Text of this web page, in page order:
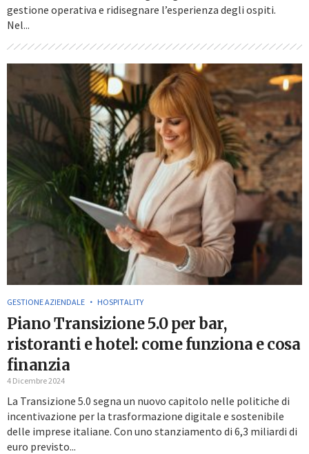
gestione operativa e ridisegnare l’esperienza degli ospiti.
Nel...
GESTIONE AZIENDALE HOSPITALITY
Piano Transizione 5.0 per bar,
ristoranti e hotel: come funziona e cosa
finanzia
4 Dicembre 2024
La Transizione 5.0 segna un nuovo capitolo nelle politiche di
incentivazione per la trasformazione digitale e sostenibile
delle imprese italiane. Con uno stanziamento di 6,3 miliardi di
euro previsto...